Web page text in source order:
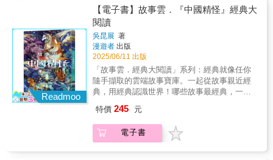
齋志異。2.作者馬瑞芳是全球漢學界認定的聊
齋專家，專注研究聊齋四十餘年，選編故事的
角度貼合專業與大眾閱讀樂趣。3.特別收錄：
蒲松齡故居收藏之《聊齋圖說》彩圖；及出自
《詳注聊齋志異圖詠》黑白插圖。專業推薦：
郝譽翔（台北教育大學語文與創作學系教授）
蔡造珉（真理大學台灣文學系副教授）《當代
大師馬瑞芳品讀聊齋志異—鬼卷》「鬼也不是
那鬼，怪也不是那怪，牛鬼蛇神它倒比正人君
子更可愛」。《聊齋》寫出了各類生動精彩的
鬼：有鍾情鬼，有復仇鬼，有報恩鬼，有盡顯
官場醜態的鬼，有歷盡三世輪回冤情不解的
鬼，還有鬼中之鬼。《聊齋》中的淒美女鬼，
比人更守承諾、更懂情感價值的動物精怪！馬
瑞芳品讀聊齋志異，共五卷。將聊齋志異的491
篇故事，精選120個故事，分成【鬼、狐、妖、
神、人】五個主題。《鬼卷》解讀鬼與鬼、人
與鬼之間新奇有趣又變幻莫測的故事；《狐
卷》展現了狐女、狐叟、狐書生等一系列生動
傳神的狐狸精形象；《妖卷》剖析了一系列幻
化成人形的妖，以及自然界的生靈成精後與人
仙形象，講述了人與神仙、人置身於仙境的奇
所思的奇人異事與百姓非比尋常的生活經歷。
【本套書特色】1.打破以往閱讀方式，從鬼、
狐、妖、神、人五大主題，全新的角度解讀聊
齋志異》。始終考不上科舉的蒲松齡，在富貴
人家當私塾老師的時候，把他對現實生活的種
種感懷，藉由神鬼妖狐之口，講各種人世真
實，各種苦悶徬徨以及各種人生智慧，寫成了
《聊齋志異》。「寫鬼寫妖高人一等，刺貪刺
虐入骨三分。」這是大多數古人讀聊齋的感
想。但《聊齋》不只是經典名著，它也是幾百
年前的「黑鏡」、「戀愛實境秀」、「人性觀
察劇」，妖鬼不嚇人，人心才難懂鬼狐妖都來
了：用聊齋打開現代人的內心劇場◆做聊齋鬼
人鬼戀、報恩鬼、考試鬼，鬼場現形！◆狐狸
精不是壞女人：看見女力、慾望與愛的主導
權，為什麼她們的愛，更自由、更坦蕩？◆妖
Readmoo
【電子書】故事雲．『中國精怪』經典大
閱讀
吳昆展 著
漫遊者 出版
2025/06/11 出版
「故事雲．經典大閱讀」系列：經典就像任你
隨手擷取的雲端故事寶庫。一起從故事親近經
典，用經典認識世界！哪些故事最經典，一生
多的變形故事？哪些故事最耐讀，千百年後讀
來仍趣味盎然？◆所謂「物久則靈，器久則
精。」異常的現象或存在則稱為「怪」。精怪
特價 245 元
電子書